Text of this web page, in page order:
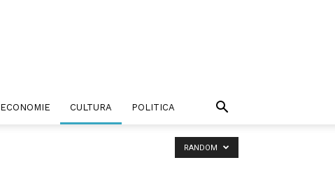
ECONOMIE CULTURA POLITICA
RANDOM